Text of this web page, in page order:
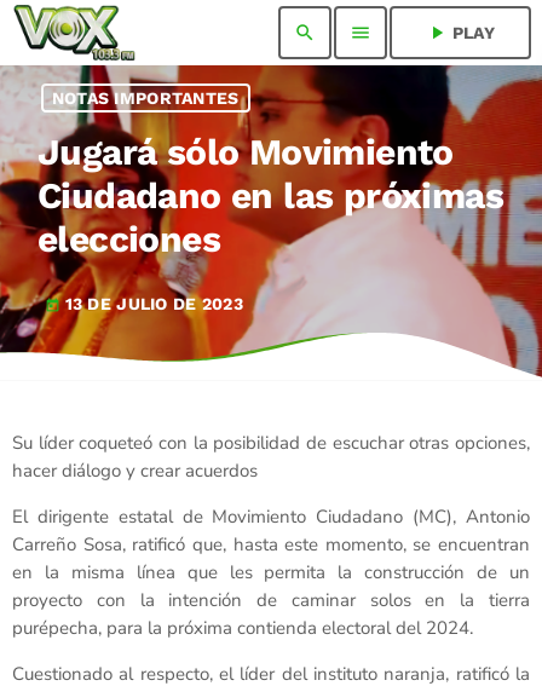
search menu play_arrow PLAY
NOTAS IMPORTANTES
Jugará sólo Movimiento
Ciudadano en las próximas
elecciones
today 13 DE JULIO DE 2023
Su líder coqueteó con la posibilidad de escuchar otras opciones,
hacer diálogo y crear acuerdos
El dirigente estatal de Movimiento Ciudadano (MC), Antonio
Carreño Sosa, ratificó que, hasta este momento, se encuentran
en la misma línea que les permita la construcción de un
proyecto con la intención de caminar solos en la tierra
purépecha, para la próxima contienda electoral del 2024.
Cuestionado al respecto, el líder del instituto naranja, ratificó la